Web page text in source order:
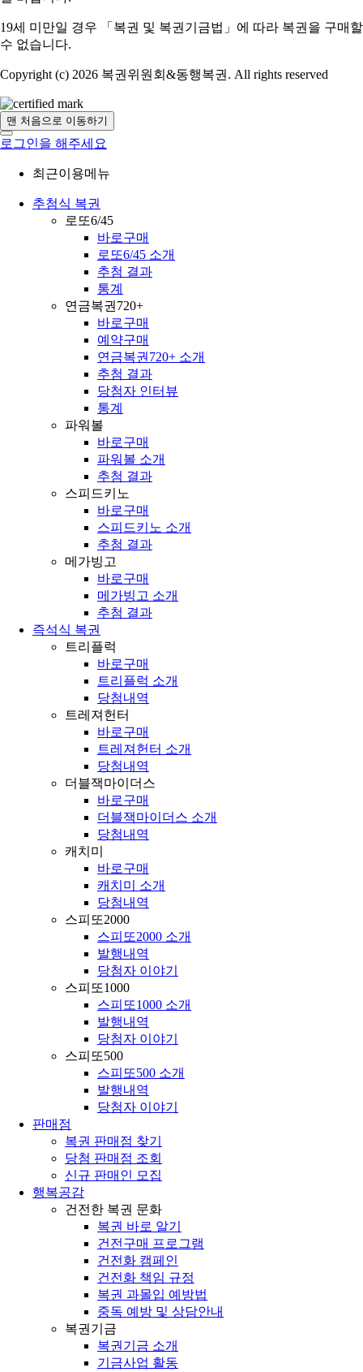
19세 미만일 경우 「복권 및 복권기금법」에 따라 복권을 구매할
수 없습니다.
Copyright (c) 2026 복권위원회&동행복권. All rights reserved
맨 처음으로 이동하기
로그인을 해주세요
최근이용메뉴
추첨식 복권
로또6/45
바로구매
로또6/45 소개
추첨 결과
통계
연금복권720+
바로구매
예약구매
연금복권720+ 소개
추첨 결과
당첨자 인터뷰
통계
파워볼
바로구매
파워볼 소개
추첨 결과
스피드키노
바로구매
스피드키노 소개
추첨 결과
메가빙고
바로구매
메가빙고 소개
추첨 결과
즉석식 복권
트리플럭
바로구매
트리플럭 소개
당첨내역
트레져헌터
바로구매
트레져헌터 소개
당첨내역
더블잭마이더스
바로구매
더블잭마이더스 소개
당첨내역
캐치미
바로구매
캐치미 소개
당첨내역
스피또2000
스피또2000 소개
발행내역
당첨자 이야기
스피또1000
스피또1000 소개
발행내역
당첨자 이야기
스피또500
스피또500 소개
발행내역
당첨자 이야기
판매점
복권 판매점 찾기
당첨 판매점 조회
신규 판매인 모집
행복공감
건전한 복권 문화
복권 바로 알기
건전구매 프로그램
건전화 캠페인
건전화 책임 규정
복권 과몰입 예방법
중독 예방 및 상담안내
복권기금
복권기금 소개
기금사업 활동